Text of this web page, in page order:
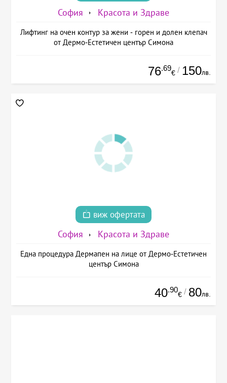
София Красота и Здраве
Лифтинг на очен контур за жени - горен и долен клепач
от Дермо-Естетичен център Симона
76.69
€ / 150лв.
виж офертата
София Красота и Здраве
Една процедура Дермапен на лице от Дермо-Естетичен
център Симона
40.90
€ / 80лв.